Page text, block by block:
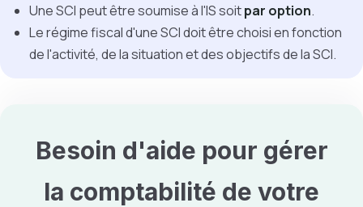
Une SCI peut être soumise à l'IS soitpar option.
Le régime fiscal d'une SCI doit être choisi en fonction
de l'activité, de la situation et des objectifs de la SCI.
Besoin d'aide pour gérer
la comptabilité de votre